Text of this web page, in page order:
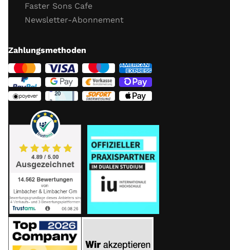
Faster Sons Cafe
Newsletter-Abonnement
Zahlungsmethoden